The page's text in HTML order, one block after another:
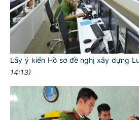
Lấy ý kiến Hồ sơ đề nghị xây dựng
14:13)